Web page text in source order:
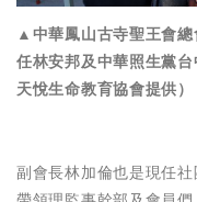
▲中華鳳山古寺聖王會
任林安邦及中華照生黨
天悅生命教育協會提供）
副會長林加倫也是現任